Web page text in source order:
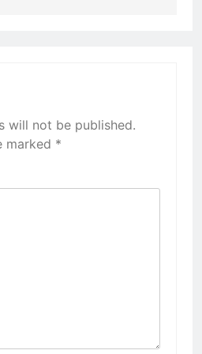
will not be published.
marked *